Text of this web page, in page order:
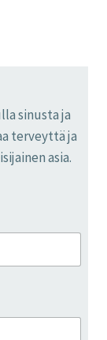
sinusta ja
terveyttä ja
asia.